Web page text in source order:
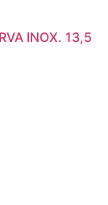
INOX. 13,5